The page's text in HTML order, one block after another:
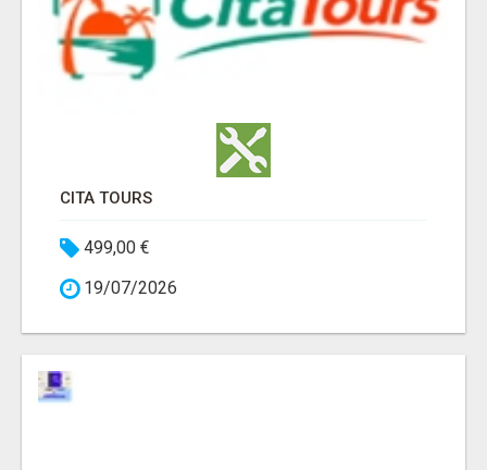
CITA TOURS
499,00 €
19/07/2026